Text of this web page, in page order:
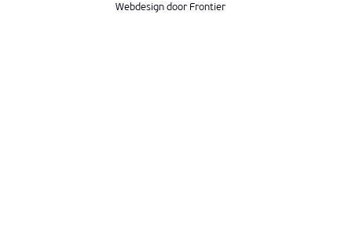
Webdesign door Frontier